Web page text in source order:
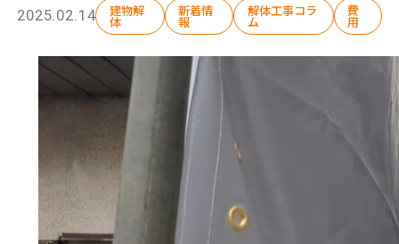
選ばれる理由
解体工事の流れ
会社概要
2025.02.14 建物解
体
新着情
報
解体工事コラ
ム
費
用